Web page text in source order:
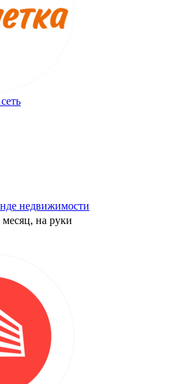
недвижимости
месяц, на руки